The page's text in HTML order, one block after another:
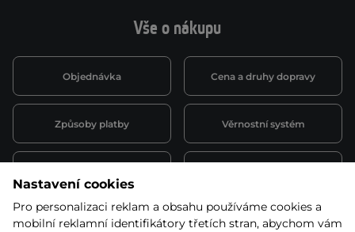
Vše o nákupu
Objednávka Cena a druhy dopravy
Způsoby platby Věrnostní systém
Půjčovna
obchodní podmínky
Kariéra
Nastavení cookies
Pro personalizaci reklam a obsahu používáme cookies a
mobilní reklamní identifikátory třetích stran, abychom vám